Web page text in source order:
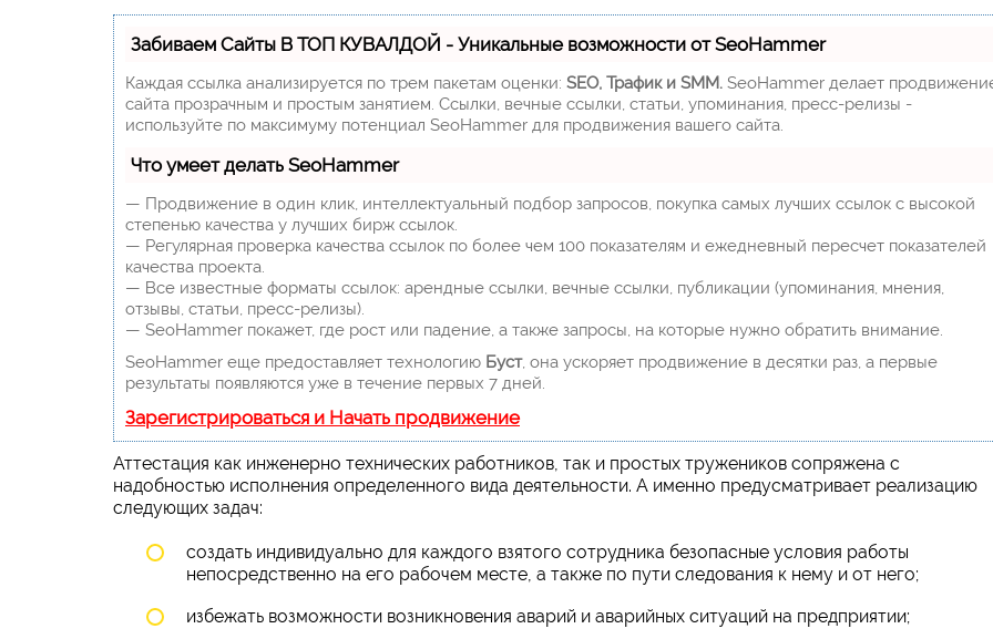
Забиваем Сайты В ТОП КУВАЛДОЙ - Уникальные возможности от SeoHammer
Каждая ссылка анализируется по трем пакетам оценки: SEO, Трафик и SMM. SeoHammer делает
сайта прозрачным и простым занятием. Ссылки, вечные ссылки, статьи, упоминания, пресс-релизы -
используйте по максимуму потенциал SeoHammer для продвижения вашего сайта.
Что умеет делать SeoHammer
— Продвижение в один клик, интеллектуальный подбор запросов, покупка самых лучших ссылок с высокой
степенью качества у лучших бирж ссылок.
— Регулярная проверка качества ссылок по более чем 100 показателям и ежедневный пересчет показателей
качества проекта.
— Все известные форматы ссылок: арендные ссылки, вечные ссылки, публикации (упоминания, мнения,
отзывы, статьи, пресс-релизы).
— SeoHammer покажет, где рост или падение, а также запросы, на которые нужно обратить внимание.
SeoHammer еще предоставляет технологию Буст, она ускоряет продвижение в десятки раз, а первые
результаты появляются уже в течение первых 7 дней.
Зарегистрироваться и Начать продвижение
Аттестация как инженерно технических работников, так и простых тружеников сопряжена с
надобностью исполнения определенного вида деятельности. А именно предусматривает реализацию
следующих задач:
создать индивидуально для каждого взятого сотрудника безопасные условия работы
непосредственно на его рабочем месте, а также по пути следования к нему и от него;
избежать возможности возникновения аварий и аварийных ситуаций на предприятии;